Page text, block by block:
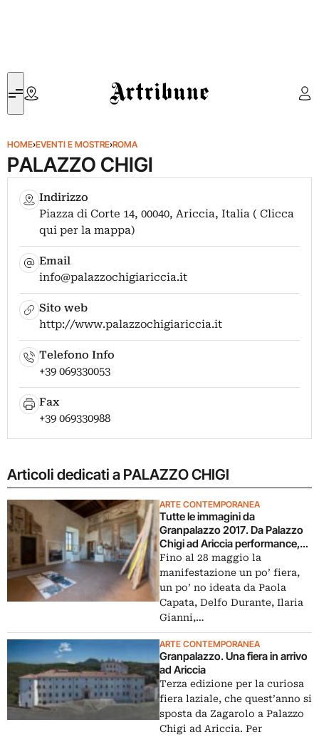
Artribune
HOME›EVENTI E MOSTRE›ROMA
PALAZZO CHIGI
Indirizzo
Piazza di Corte 14, 00040, Ariccia, Italia ( Clicca
qui per la mappa)
Email
info@palazzochigiariccia.it
Sito web
http://www.palazzochigiariccia.it
Telefono Info
+39 069330053
Fax
+39 069330988
Articoli dedicati a PALAZZO CHIGI
ARTE CONTEMPORANEA
Tutte le immagini da
Granpalazzo 2017. Da Palazzo
Chigi ad Ariccia performance,
talk e progetti
Fino al 28 maggio la
manifestazione un po’ fiera,
un po’ no ideata da Paola
Capata, Delfo Durante, Ilaria
Gianni,…
ARTE CONTEMPORANEA
Granpalazzo. Una fiera in arrivo
ad Ariccia
Terza edizione per la curiosa
fiera laziale, che quest’anno si
sposta da Zagarolo a Palazzo
Chigi ad Ariccia. Per